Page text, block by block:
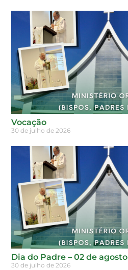
Vocação
30 de julho de 2026
Dia do Padre – 02 de agosto
30 de julho de 2026